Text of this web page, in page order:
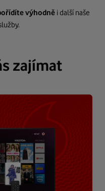
výhodně i další naše
zajímat